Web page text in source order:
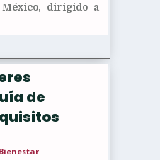
dirigido a
de